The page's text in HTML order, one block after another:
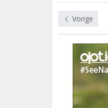
Vorige